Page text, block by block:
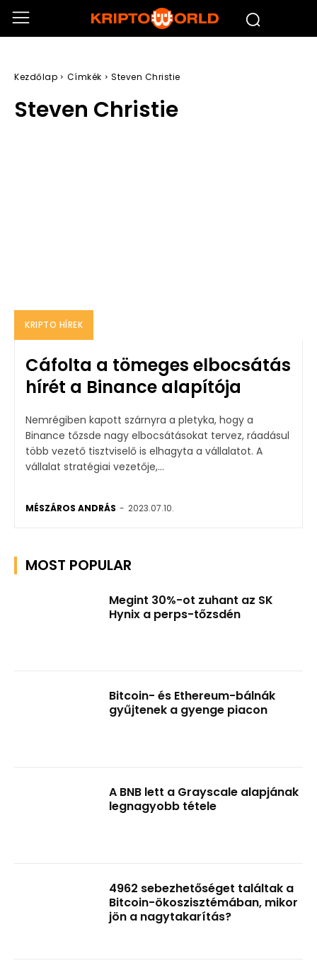
Kezdőlap Címkék Steven Christie
Steven Christie
KRIPTO HÍREK
Cáfolta a tömeges elbocsátás
hírét a Binance alapítója
Nemrégiben kapott szárnyra a pletyka, hogy a
Binance tőzsde nagy elbocsátásokat tervez, ráadásul
több vezető tisztviselő is elhagyta a vállalatot. A
vállalat stratégiai vezetője,...
MÉSZÁROS ANDRÁS - 2023.07.10.
MOST POPULAR
Megint 30%-ot zuhant az SK
Hynix a perps-tőzsdén
Bitcoin- és Ethereum-bálnák
gyűjtenek a gyenge piacon
A BNB lett a Grayscale alapjának
legnagyobb tétele
4962 sebezhetőséget találtak a
Bitcoin-ökoszisztémában, mikor
jön a nagytakarítás?